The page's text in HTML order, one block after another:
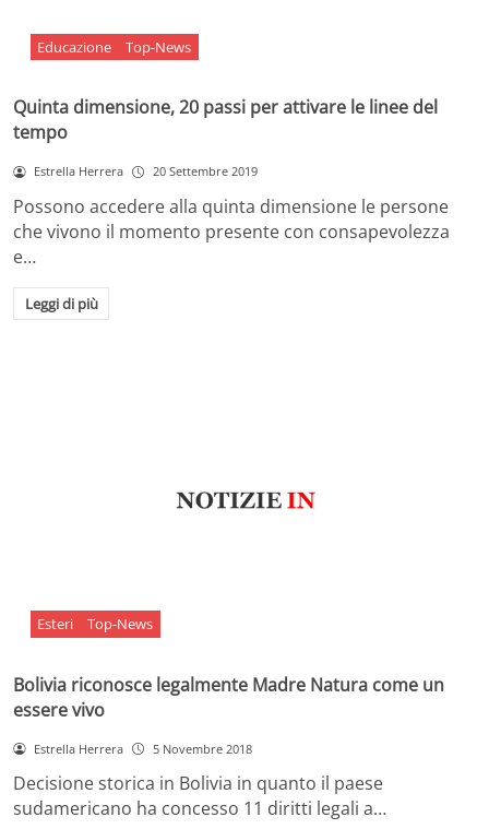
Educazione Top-News
Quinta dimensione, 20 passi per attivare le linee del
tempo
Estrella Herrera 20 Settembre 2019
Possono accedere alla quinta dimensione le persone
che vivono il momento presente con consapevolezza
e…
Leggi di più
Esteri Top-News
Bolivia riconosce legalmente Madre Natura come un
essere vivo
Estrella Herrera 5 Novembre 2018
Decisione storica in Bolivia in quanto il paese
sudamericano ha concesso 11 diritti legali a…